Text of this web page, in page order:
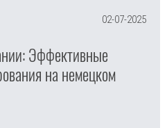
02-07-2025
Эффективные
на немецком